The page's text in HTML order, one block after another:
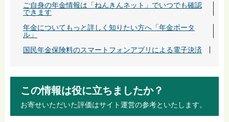
ご自身の年金情報は「ねんきんネット」でいつでも確認
できます
年金についてもっと詳しく知りたい方へ「年金ポータ
ル」
国民年金保険料のスマートフォンアプリによる電子決済
この情報は役に立ちましたか？
お寄せいただいた評価はサイト運営の参考といたします。